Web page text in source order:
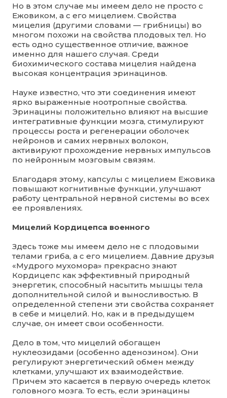
Но в этом случае мы имеем дело не просто с
Ежовиком, а с его мицелием. Свойства
мицелия (другими словами — грибницы) во
многом похожи на свойства плодовых тел. Но
есть одно существенное отличие, важное
именно для нашего случая. Среди
биохимического состава мицелия найдена
высокая концентрация эринацинов.
Науке известно, что эти соединения имеют
ярко выраженные ноотропные свойства.
Эринацины положительно влияют на высшие
интегративные функции мозга, стимулируют
процессы роста и регенерации оболочек
нейронов и самих нервных волокон,
активируют прохождение нервных импульсов
по нейронным мозговым связям.
Благодаря этому, капсулы с мицелием Ежовика
повышают когнитивные функции, улучшают
работу центральной нервной системы во всех
ее проявлениях.
Мицелий Кордицепса военного
Здесь тоже мы имеем дело не с плодовыми
телами гриба, а с его мицелием. Давние друзья
«Мудрого мухомора» прекрасно знают
Кордицепс как эффективный природный
энергетик, способный насытить мышцы тела
дополнительной силой и выносливостью. В
определенной степени эти свойства сохраняет
в себе и мицелий. Но, как и в предыдущем
случае, он имеет свои особенности.
Дело в том, что мицелий обогащен
нуклеозидами (особенно аденозином). Они
регулируют энергетический обмен между
клетками, улучшают их взаимодействие.
Причем это касается в первую очередь клеток
головного мозга. То есть, если эринацины